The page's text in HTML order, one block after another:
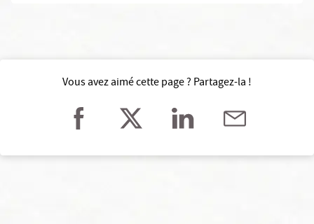
Vous avez aimé cette page ? Partagez-la !